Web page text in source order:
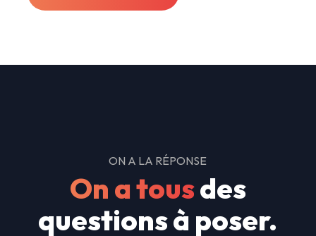
ON A LA RÉPONSE
On a tousdes
questions à poser.